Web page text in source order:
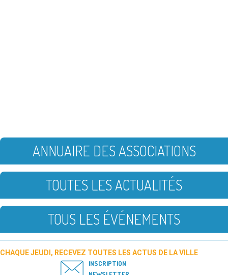
ANNUAIRE DES ASSOCIATIONS
TOUTES LES ACTUALITÉS
TOUS LES ÉVÉNEMENTS
CHAQUE JEUDI, RECEVEZ TOUTES LES ACTUS DE LA VILLE
INSCRIPTION